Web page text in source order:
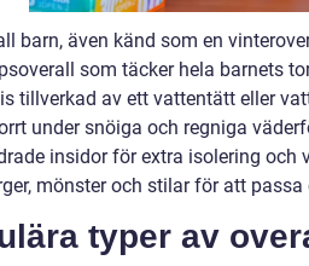
barn, även känd som en
som täcker hela barnets
tillverkad av ett vattentätt eller
under snöiga och regniga
insidor för extra isolering och
mönster och stilar för att passa
typer av